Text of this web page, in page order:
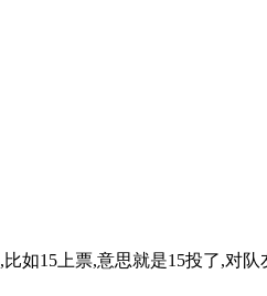
如15上票,意思就是15投了,对